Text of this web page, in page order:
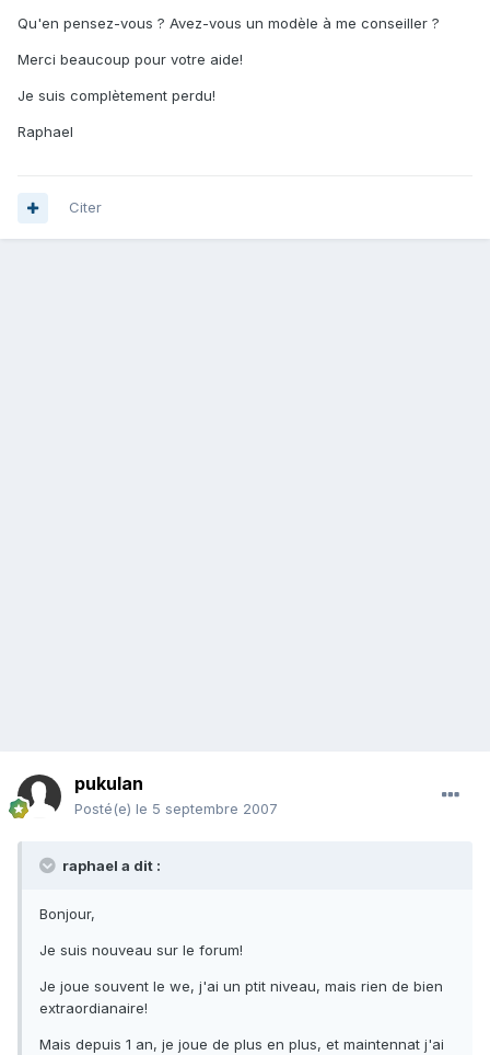
Qu'en pensez-vous ? Avez-vous un modèle à me conseiller ?
Merci beaucoup pour votre aide!
Je suis complètement perdu!
Raphael
Citer
pukulan
Posté(e) le 5 septembre 2007
raphael a dit :
Bonjour,
Je suis nouveau sur le forum!
Je joue souvent le we, j'ai un ptit niveau, mais rien de bien
extraordianaire!
Mais depuis 1 an, je joue de plus en plus, et maintennat j'ai